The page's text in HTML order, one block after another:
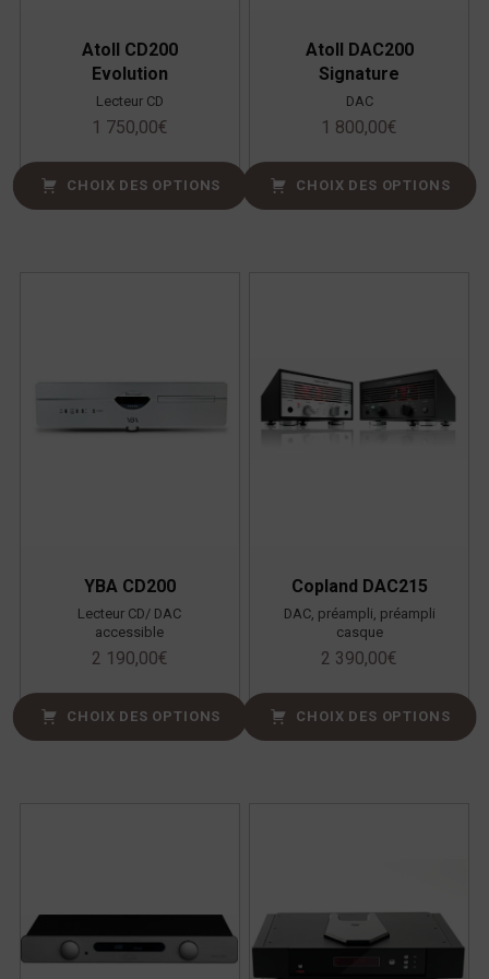
Atoll CD200
Evolution
Lecteur CD
1 750,00€
CHOIX DES OPTIONS
Atoll DAC200
Signature
DAC
1 800,00€
CHOIX DES OPTIONS
YBA CD200
Lecteur CD/ DAC
accessible
2 190,00€
CHOIX DES OPTIONS
Copland DAC215
DAC, préampli, préampli
casque
2 390,00€
CHOIX DES OPTIONS